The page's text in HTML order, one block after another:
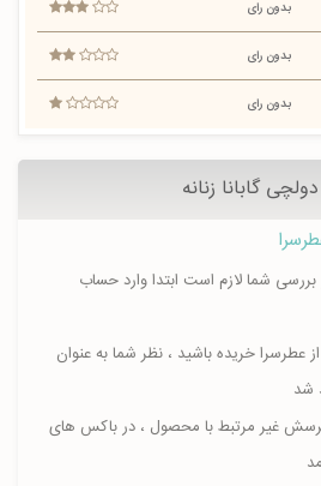
بدون رای
بدون رای
بدون رای
گابانا زنانه
شما لازم است ابتدا وارد حساب
عطرسرا خریده باشید ، نظر شما به عنوان
شد
غیر مرتبط با محصول ، در باکس های